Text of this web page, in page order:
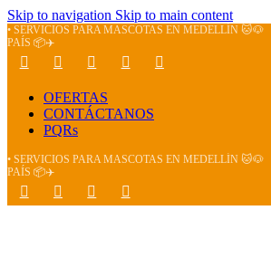
Skip to navigation Skip to main content
• SERVICIOS PARA MASCOTAS EN MEDELLÍN 🐱🐶
PAÍS 📦✈️
OFERTAS
CONTÁCTANOS
PQRs
• SERVICIOS PARA MASCOTAS EN MEDELLÍN 🐱🐶
PAÍS 📦✈️